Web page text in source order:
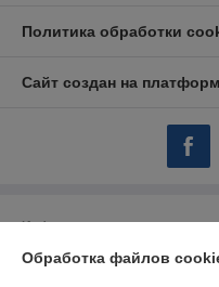
Политика обработки
Сайт создан на
Информация для покупателя
Юридическое лицо:ОДО
Обработка файлов